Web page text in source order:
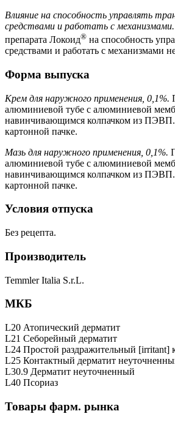
Влияние на способность управлять
средствами и работать с механизмами.
препарата Локоид® на способность
средствами и работать с механизмами
Форма выпуска
Крем для наружного применения, 0,1%.
алюминиевой тубе с алюминиевой
навинчивающимся колпачком из ПЭВП.
картонной пачке.
Мазь для наружного применения, 0,1%.
алюминиевой тубе с алюминиевой
навинчивающимся колпачком из ПЭВП.
картонной пачке.
Условия отпуска
Без рецепта.
Производитель
Temmler Italia S.r.L.
МКБ
L20 Атопический дерматит
L21 Себорейный дерматит
L24 Простой раздражительный [irritant]
L25 Контактный дерматит
L30.9 Дерматит неуточненный
L40 Псориаз
Товары фарм. рынка